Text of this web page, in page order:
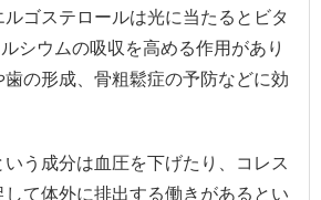
ゴステロールは光に当たるとビタ
シウムの吸収を高める作用があり
の形成、骨粗鬆症の予防などに効
いう成分は血圧を下げたり、コレス
て体外に排出する働きがあるとい